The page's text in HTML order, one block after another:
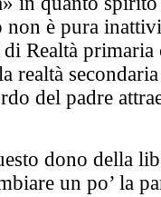
non è pura
Realtà
realtà
del padre
dono della
un po’ la